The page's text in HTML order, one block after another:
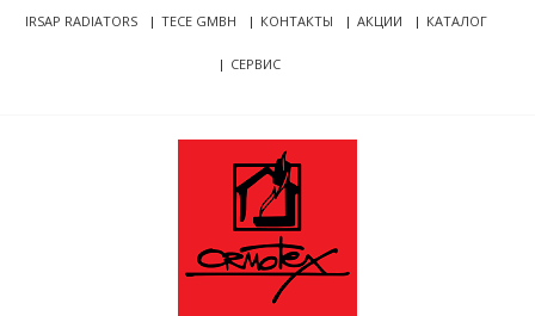
Skip
SkipIRSAP RADIATORS TECE GMBH КОНТАКТЫ АКЦИИ КАТАЛОГ
СЕРВИС